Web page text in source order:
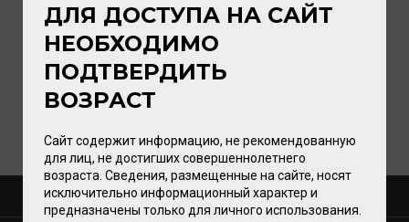
DC De-Alcoholised Shiraz 0,75л
Вино безалкогольное
О КОМПАНИИ
ДЛЯ ДОСТУПА НА САЙТ
НЕОБХОДИМО
ПОДТВЕРДИТЬ
ВОЗРАСТ
Сайт содержит информацию, не рекомендованную
для лиц, не достигших совершеннолетнего
возраста. Сведения, размещенные на сайте, носят
исключительно информационный характер и
предназначены только для личного использования.